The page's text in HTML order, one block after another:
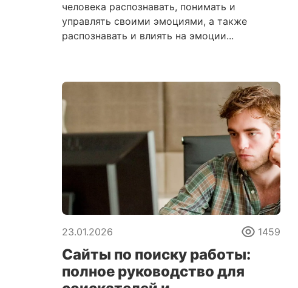
человека распознавать, понимать и
управлять своими эмоциями, а также
распознавать и влиять на эмоции...
23.01.2026 1459
Сайты по поиску работы:
полное руководство для